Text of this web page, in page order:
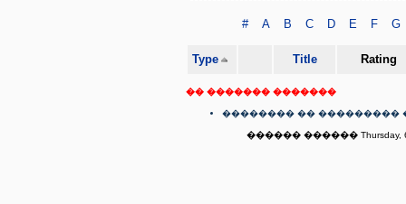
# A B C D E F G
Type Title Rating
�� ������� �������
�������� �� ���������
������ ������ Thursday,